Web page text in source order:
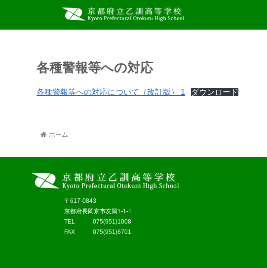
各種警報等への対応
各種警報等への対応について（改訂版） 1 ダウンロード
ホーム
〒617-0843
京都府長岡京市友岡1-1-1
TEL 075(951)1008
FAX 075(951)6701